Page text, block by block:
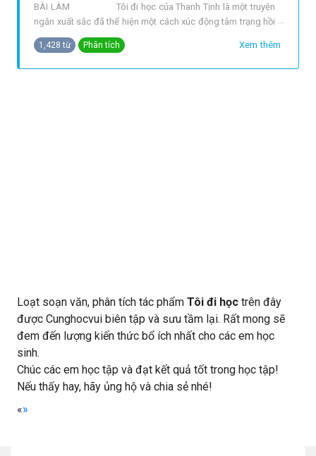
BÀI LÀM Tôi đi học của Thanh Tịnh là một truyện
ngắn xuất sắc đã thể hiện một cách xúc động tâm trạng hồi
hộp, cảm giác bỡ ngỡ của nhân vật tôi, chú bé được mẹ đưa
đế trường vào học lớp năm trong ngày tựu trường.
Xem thêm
1,428 từ Phân tích
Loạt soạn văn, phân tích tác phẩm Tôi đi học trên đây
được Cunghocvui biên tập và sưu tầm lại. Rất mong sẽ
đem đến lượng kiến thức bổ ích nhất cho các em học
sinh.
Chúc các em học tập và đạt kết quả tốt trong học tập!
Nếu thấy hay, hãy ủng hộ và chia sẻ nhé!
«»